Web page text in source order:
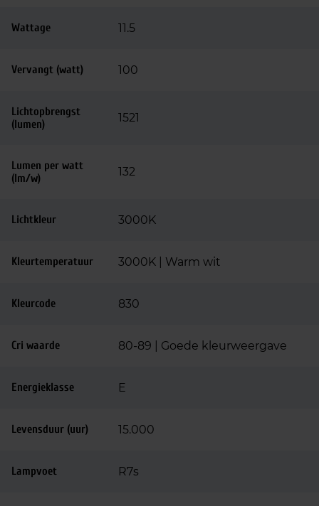
Wattage 11.5
Vervangt (watt) 100
Lichtopbrengst
(lumen)
1521
Lumen per watt
(lm/w)
132
Lichtkleur 3000K
Kleurtemperatuur 3000K | Warm wit
Kleurcode 830
Cri waarde 80-89 | Goede kleurweergave
Energieklasse E
Levensduur (uur) 15.000
Lampvoet R7s